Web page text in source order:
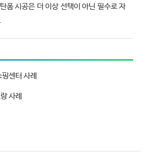
폼 시공은 더 이상 선택이 아닌 필수로 자
센터 사례
사례